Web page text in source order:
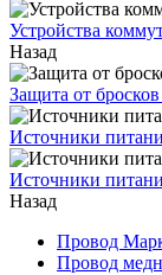
Устройства
Назад
Защита от
Источники
Источники
Назад
Провод
Провод